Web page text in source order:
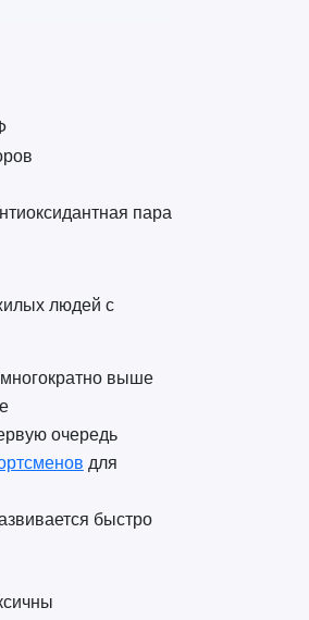
пара
людей с
многократно выше
очередь
для
быстро